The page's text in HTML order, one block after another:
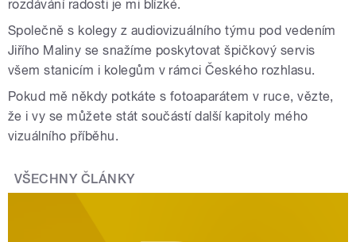
rozdávání radosti je mi blízké.
Společně s kolegy z audiovizuálního týmu pod vedením
Jiřího Maliny se snažíme poskytovat špičkový servis
všem stanicím i kolegům v rámci Českého rozhlasu.
Pokud mě někdy potkáte s fotoaparátem v ruce, vězte,
že i vy se můžete stát součástí další kapitoly mého
vizuálního příběhu.
VŠECHNY ČLÁNKY